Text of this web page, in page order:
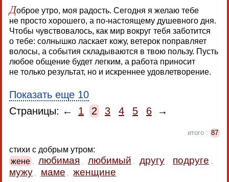
Доброе утро, моя радость. Сегодня я желаю тебе
не просто хорошего, а по-настоящему душевного дня.
Чтобы чувствовалось, как мир вокруг тебя заботится
о тебе: солнышко ласкает кожу, ветерок поправляет
волосы, а события складываются в твою пользу. Пусть
любое общение будет легким, а работа приносит
не только результат, но и искреннее удовлетворение.
Показать еще 10
Страницы: ←
1 2 3 4 5 6 →
итого : 87
стихи с добрым утром:
жене , любимая , любимый , другу , подруге ,
мужу , маме , женщине